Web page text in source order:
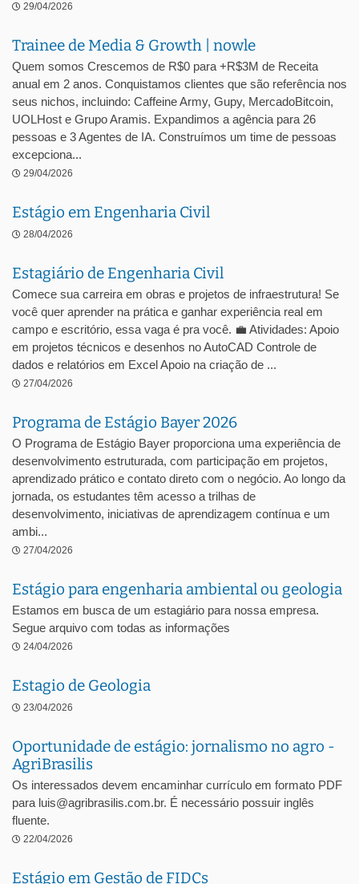
29/04/2026
Trainee de Media & Growth | nowle
Quem somos Crescemos de R$0 para +R$3M de Receita
anual em 2 anos. Conquistamos clientes que são referência nos
seus nichos, incluindo: Caffeine Army, Gupy, MercadoBitcoin,
UOLHost e Grupo Aramis. Expandimos a agência para 26
pessoas e 3 Agentes de IA. Construímos um time de pessoas
excepciona...
29/04/2026
Estágio em Engenharia Civil
28/04/2026
Estagiário de Engenharia Civil
Comece sua carreira em obras e projetos de infraestrutura! Se
você quer aprender na prática e ganhar experiência real em
campo e escritório, essa vaga é pra você. 💼 Atividades: Apoio
em projetos técnicos e desenhos no AutoCAD Controle de
dados e relatórios em Excel Apoio na criação de ...
27/04/2026
Programa de Estágio Bayer 2026
O Programa de Estágio Bayer proporciona uma experiência de
desenvolvimento estruturada, com participação em projetos,
aprendizado prático e contato direto com o negócio. Ao longo da
jornada, os estudantes têm acesso a trilhas de
desenvolvimento, iniciativas de aprendizagem contínua e um
ambi...
27/04/2026
Estágio para engenharia ambiental ou geologia
Estamos em busca de um estagiário para nossa empresa.
Segue arquivo com todas as informações
24/04/2026
Estagio de Geologia
23/04/2026
Oportunidade de estágio: jornalismo no agro -
AgriBrasilis
Os interessados devem encaminhar currículo em formato PDF
para luis@agribrasilis.com.br. É necessário possuir inglês
fluente.
22/04/2026
Estágio em Gestão de FIDCs